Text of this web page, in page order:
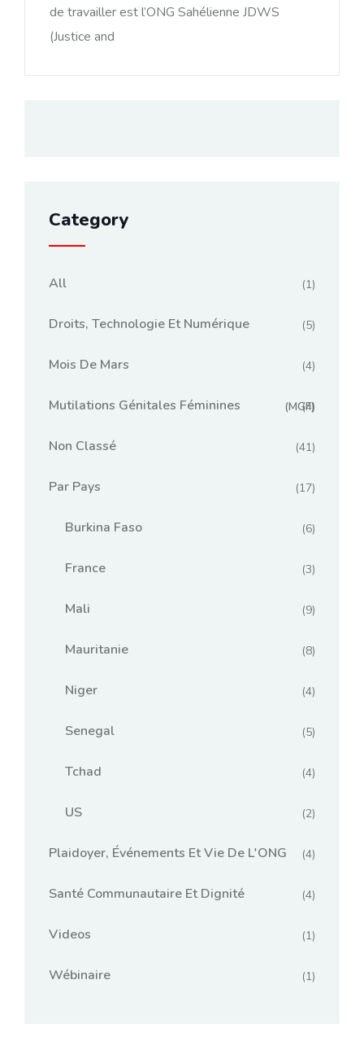
de travailler est l’ONG Sahélienne JDWS
(Justice and
Category
All (1)
Droits, Technologie Et Numérique (5)
Mois De Mars (4)
Mutilations Génitales Féminines (MGF)
(4)
Non Classé (41)
Par Pays (17)
Burkina Faso (6)
France (3)
Mali (9)
Mauritanie (8)
Niger (4)
Senegal (5)
Tchad (4)
US (2)
Plaidoyer, Événements Et Vie De L'ONG (4)
Santé Communautaire Et Dignité (4)
Videos (1)
Wébinaire (1)